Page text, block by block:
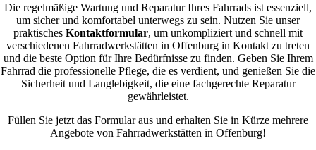
Die regelmäßige Wartung und Reparatur Ihres Fahrrads ist essenziell,
um sicher und komfortabel unterwegs zu sein. Nutzen Sie unser
praktisches Kontaktformular, um unkompliziert und schnell mit
verschiedenen Fahrradwerkstätten in Offenburg in Kontakt zu treten
und die beste Option für Ihre Bedürfnisse zu finden. Geben Sie Ihrem
Fahrrad die professionelle Pflege, die es verdient, und genießen Sie die
Sicherheit und Langlebigkeit, die eine fachgerechte Reparatur
gewährleistet.
Füllen Sie jetzt das Formular aus und erhalten Sie in Kürze mehrere
Angebote von Fahrradwerkstätten in Offenburg!